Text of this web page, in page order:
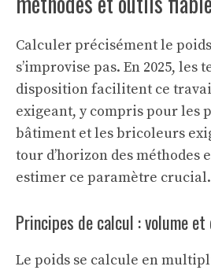
Calculer précisément le
s’improvise pas. En 2025, les
disposition facilitent ce
exigeant, y compris pour les
bâtiment et les bricoleurs
tour d’horizon des méthodes
estimer ce paramètre crucial.
Principes de calcul : volume
Le poids se calcule en